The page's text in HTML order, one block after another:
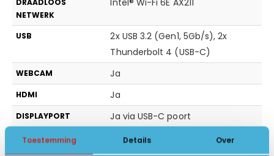
Toestemming Details Over
NETWERK
USB
2x USB 3.2 (Gen1, 5Gb/s), 2x
Thunderbolt 4 (USB-C)
WEBCAM Ja
HDMI Ja
DISPLAYPORT Ja via USB-C poort
AANSLUITING 2x Thunderbolt (USB -C), HDMI